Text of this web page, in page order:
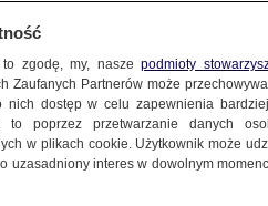
zawalił się pod naporem
to zgodę, my, naszepodmioty
Zaufanych Partnerów może
nich dostęp w celu zapewnienia
to poprzez przetwarzanie danych
w plikach cookie. Użytkownik może
uzasadniony interes w dowolnym